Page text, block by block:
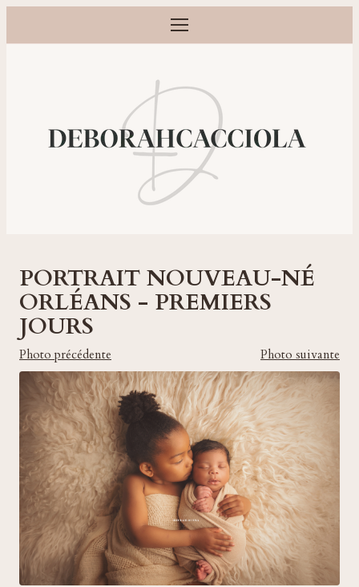
Ouvrir le menu
Photographe grossesse, naissance, bébé et famille à Orléans
PORTRAIT NOUVEAU-NÉ
ORLÉANS - PREMIERS
JOURS
Photo précédente Photo suivante